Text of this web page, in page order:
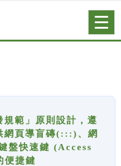
範」原則設計，遵
網頁導盲磚(:::)、網
盤快速鍵 (Access
便捷鍵